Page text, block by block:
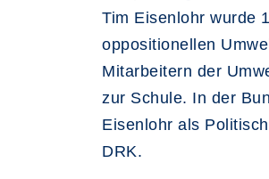
Tim Eisenlohr wurde
oppositionellen
Mitarbeitern der
zur Schule. In der
Eisenlohr als
DRK.